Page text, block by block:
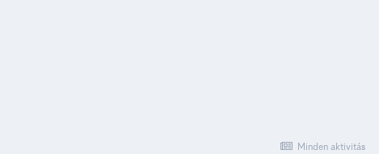
Minden aktivitás